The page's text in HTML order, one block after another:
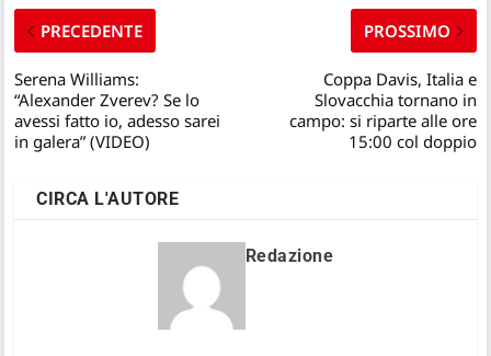
PRECEDENTE
Serena Williams:
“Alexander Zverev? Se lo
avessi fatto io, adesso sarei
in galera” (VIDEO)
PROSSIMO
Coppa Davis, Italia e
Slovacchia tornano in
campo: si riparte alle ore
15:00 col doppio
CIRCA L'AUTORE
Redazione